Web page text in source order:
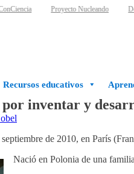
Proyecto Nucleando
Recursos educativos
inventar y
de 2010, en París
Nació en Polonia de una